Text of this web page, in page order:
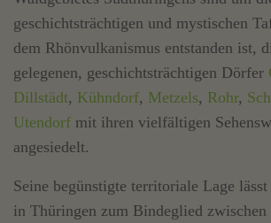
geschichtsträchtigen und mystischen
dem Rhönvulkanismus entstanden ist,
gelegenen, geschichtsträchtigen Dörfer
Dillstädt, Kühndorf, Metzels, Rohr,
Utendorf mit ihren vielfältigen
angesiedelt.
Seine begünstigte territoriale Lage
in Thüringen zum Bindeglied zwischen